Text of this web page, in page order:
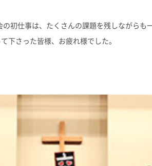
初仕事は、たくさんの課題を残しながら
下さった皆様、お疲れ様でした。